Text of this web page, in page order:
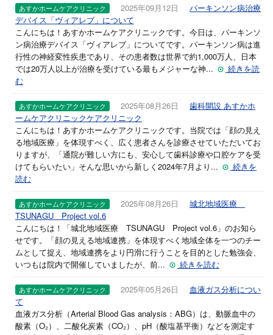
あすかホームケアクリニック 2025年09月12日
パーキンソン病治療
デバイス「ヴィアレブ」について
こんにちは！あすかホームケアクリニックです。今日は、パーキンソ
ン病治療デバイス「ヴィアレブ」についてです。パーキンソン病は進
行性の神経変性疾患であり、その患者数は世界で約1,000万人、日本
では20万人以上が治療を受けている最もメジャーな神...
続きを読
む
あすかホームケアクリニック 2025年08月26日
歯科開設 あすかホ
ームケアクリニックケアクリニック
こんにちは！あすかホームケアクリニックです。当院では「顔の見え
る地域医療」を体現すべく、広く患者さんを診療させていただいてお
りますが、「通院が難しい方にも、安心して歯科診療や口腔ケアを受
けてもらいたい」そんな思いから新しく2024年7月より...
続きを
読む
あすかホームケアクリニック 2025年08月26日
城北地域医療
TSUNAGU Project vol.6
こんにちは！「城北地域医療 TSUNAGU Project vol.6」のお知ら
せです。「顔の見える地域連携」を体現すべく地域全体を一つのチー
ムとして捉え、地域連携をより円滑に行うことを目的とした勉強会、
いつもは院内で開催していましたが、前...
続きを読む
あすかホームケアクリニック 2025年05月26日
血液ガス分析につい
て
血液ガス分析（Arterial Blood Gas analysis：ABG）は、動脈血中の
酸素（O₂）、二酸化炭素（CO₂）、pH（酸塩基平衡）などを測定す